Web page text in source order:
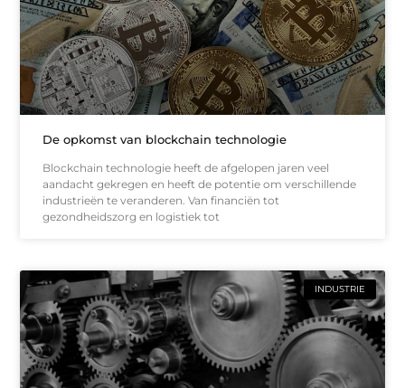
De opkomst van blockchain technologie
Blockchain technologie heeft de afgelopen jaren veel
aandacht gekregen en heeft de potentie om verschillende
industrieën te veranderen. Van financiën tot
gezondheidszorg en logistiek tot
INDUSTRIE